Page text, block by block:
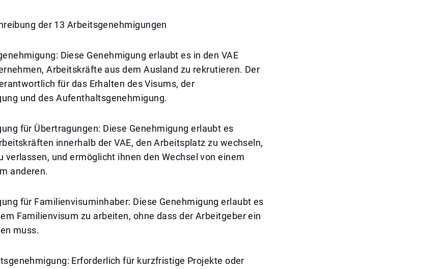
der 13 Arbeitsgenehmigungen
Diese Genehmigung erlaubt es in den VAE
Arbeitskräfte aus dem Ausland zu rekrutieren. Der
für das Erhalten des Visums, der
und des Aufenthaltsgenehmigung.
für Übertragungen: Diese Genehmigung erlaubt es
innerhalb der VAE, den Arbeitsplatz zu wechseln,
verlassen, und ermöglicht ihnen den Wechsel von einem
anderen.
für Familienvisuminhaber: Diese Genehmigung erlaubt es
Familienvisum zu arbeiten, ohne dass der Arbeitgeber ein
muss.
Erforderlich für kurzfristige Projekte oder